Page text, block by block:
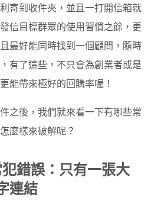
最後按鈕的畫面編排與成交率
設計注意事項
閱率高，但下單或內部連結點閱
大家想看並且分享?
寄到收件夾，並且一打開信箱就
信目標群眾的使用習慣之餘，更
最好能同時找到一個顧問，隨時
有了這些，不只會為創業者或是
能帶來極好的回購率喔！
之後，我們就來看一下有哪些常
麼樣來破解呢？
錯誤：只有一張大
連結